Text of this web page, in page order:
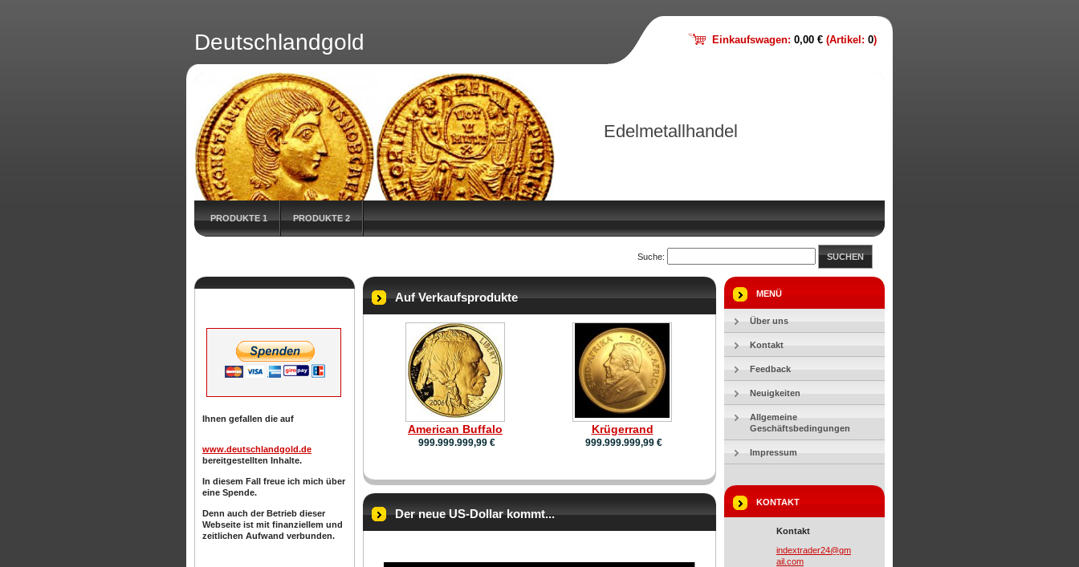
Deutschlandgold
Edelmetallhandel
PRODUKTE 1 PRODUKTE 2
Suche: SUCHEN
Auf Verkaufsprodukte
American Buffalo
999.999.999,99 €
Krügerrand
999.999.999,99 €
Der neue US-Dollar kommt...
Ihnen gefallen die auf
www.deutschlandgold.de
bereitgestellten Inhalte.
In diesem Fall freue ich mich über
eine Spende.
Denn auch der Betrieb dieser
Webseite ist mit finanziellem und
zeitlichen Aufwand verbunden.
MENÜ
Über uns
Kontakt
Feedback
Neuigkeiten
Allgemeine
Geschäftsbedingungen
Impressum
KONTAKT
Kontakt
indextrader24@gm
ail.com
Einkaufswagen: 0,00 € (Artikel: 0)